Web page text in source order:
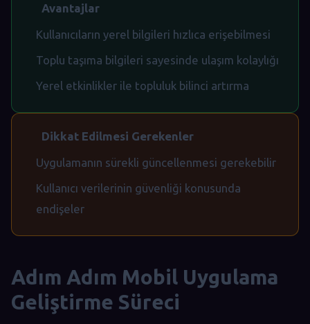
Avantajlar
Kullanıcıların yerel bilgileri hızlıca erişebilmesi
Toplu taşıma bilgileri sayesinde ulaşım kolaylığı
Yerel etkinlikler ile topluluk bilinci artırma
Dikkat Edilmesi Gerekenler
Uygulamanın sürekli güncellenmesi gerekebilir
Kullanıcı verilerinin güvenliği konusunda
endişeler
Adım Adım Mobil Uygulama
Geliştirme Süreci